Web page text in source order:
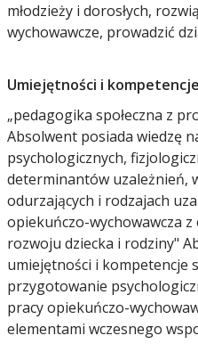
młodzieży i dorosłych,
wychowawcze, prowadzić
Umiejętności i
„pedagogika społeczna z
Absolwent posiada wiedzę
psychologicznych,
determinantów uzależnień,
odurzających i rodzajach
opiekuńczo-wychowawcza
rozwoju dziecka i rodziny"
umiejętności i kompetencje
przygotowanie
pracy opiekuńczo-
elementami wczesnego